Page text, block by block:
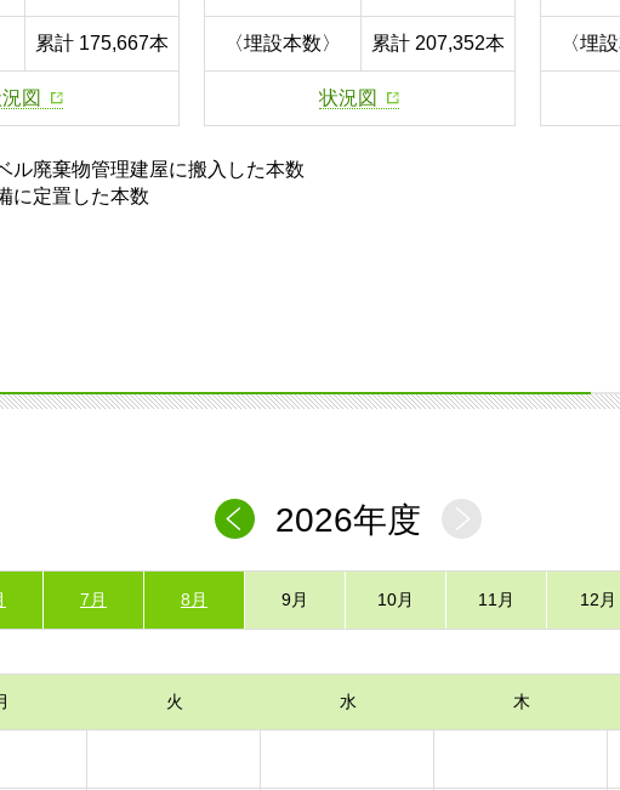
累計 175,667本
図
〈埋設本数〉 累計 207,352本
状況図
〈埋
廃棄物管理建屋に搬入した本数
に定置した本数
2026年度
7月 8月 9月 10月 11月 12月
火 水 木